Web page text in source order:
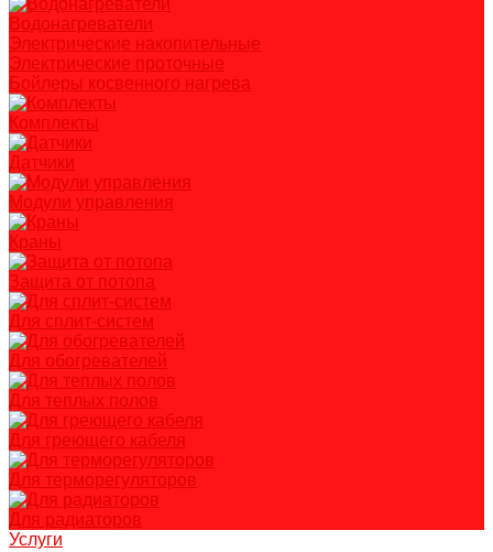
Водонагреватели
Электрические накопительные
Электрические проточные
Бойлеры косвенного нагрева
Комплекты
Датчики
Модули управления
Краны
Защита от потопа
Для сплит-систем
Для обогревателей
Для теплых полов
Для греющего кабеля
Для терморегуляторов
Для радиаторов
Услуги